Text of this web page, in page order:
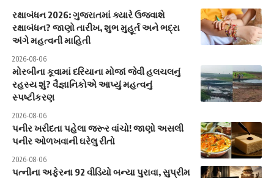
રક્ષાબંધન 2026: ગુજરાતમાં ક્યારે ઉજવાશે
રક્ષાબંધન? જાણો તારીખ, શુભ મુહૂર્ત અને ભદ્રા
અંગે મહત્વની માહિતી
2026-08-06
મોરબીના કૂવામાં દરિયાના મોજાં જેવી હલચલનું
રહસ્ય શું? વૈજ્ઞાનિકોએ આપ્યું મહત્વનું
સ્પષ્ટીકરણ
2026-08-06
પનીર ખરીદતા પહેલા જરૂર વાંચો! જાણો અસલી
પનીર ઓળખવાની ઘરેલુ રીતો
2026-08-06
પત્નીના અફેરના 92 વીડિયો બન્યા પુરાવા, સુપ્રીમ